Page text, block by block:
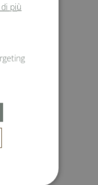
di più